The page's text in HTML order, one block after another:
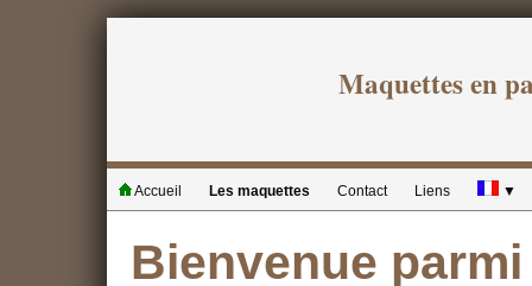
Maquettes en
Accueil Les maquettes Contact Liens ▼
Bienvenue